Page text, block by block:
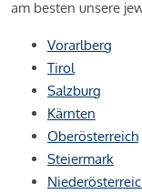
am besten unsere
Vorarlberg
Tirol
Salzburg
Kärnten
Oberösterreich
Steiermark